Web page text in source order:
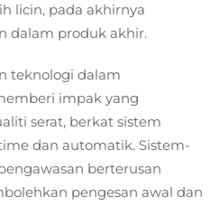
licin, pada akhirnya
dalam produk akhir.
teknologi dalam
impak yang
serat, berkat sistem
dan automatik. Sistem-
berterusan
pengesan awal dan